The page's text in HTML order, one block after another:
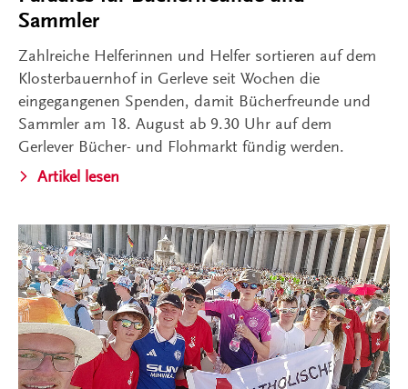
Sammler
Zahlreiche Helferinnen und Helfer sortieren auf dem
Klosterbauernhof in Gerleve seit Wochen die
eingegangenen Spenden, damit Bücherfreunde und
Sammler am 18. August ab 9.30 Uhr auf dem
Gerlever Bücher- und Flohmarkt fündig werden.
Artikel lesen